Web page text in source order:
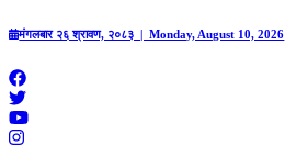
मंगलबार २६ श्रावण, २०८३ | Monday, August 10, 2026